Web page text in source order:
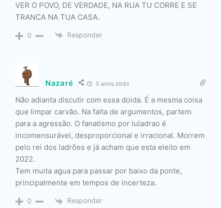
VER O POVO, DE VERDADE, NA RUA TU CORRE E SE
TRANCA NA TUA CASA.
0 Responder
Nazaré 5 anos atrás
Não adianta discutir com essa doida. É a mesma coisa
que limpar carvão. Na falta de argumentos, partem
para a agressão. O fanatismo por luladrao é
incomensurável, desproporcional e irracional. Morrem
pelo rei dos ladrões e já acham que esta eleito em
2022.
Tem muita agua para passar por baixo da ponte,
principalmente em tempos de incerteza.
0 Responder